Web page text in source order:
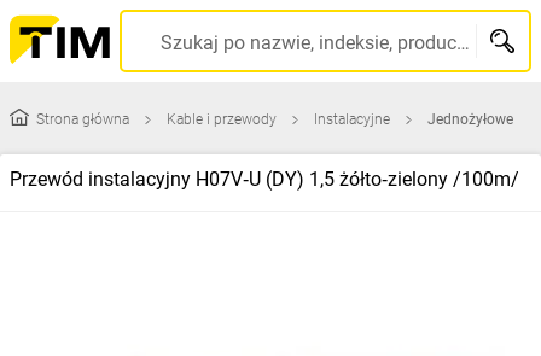
Szukaj po nazwie, indeksie, producencie, kodzie kreskowym...
Strona główna Kable i przewody Instalacyjne Jednożyłowe
Przewód instalacyjny H07V‑U (DY) 1,5 żółto‑zielony /100m/